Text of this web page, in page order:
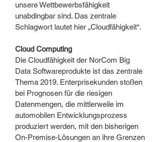
unsere Wettbewerbsfähigkeit
unabdingbar sind. Das zentrale
Schlagwort lautet hier „Cloudfähigkeit“.
Cloud Computing
Die Cloudfähigkeit der NorCom Big
Data Softwareprodukte ist das zentrale
Thema 2019. Enterprisekunden stoßen
bei Prognosen für die riesigen
Datenmengen, die mittlerweile im
automobilen Entwicklungsprozess
produziert werden, mit den bisherigen
On-Premise-Lösungen an ihre Grenzen